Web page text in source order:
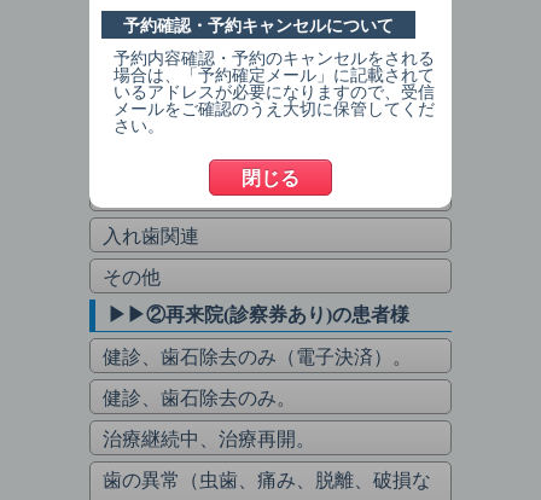
健診、歯石除去のみ（電子決済）
健診、歯石除去のみ
歯の異常（虫歯、痛み、脱離、破損な
ど）
歯肉の異常（腫れ、出血、グラつくな
入れ歯関連
その他
▶▶②再来院(診察券あり)の患者様
健診、歯石除去のみ（電子決済）。
健診、歯石除去のみ。
治療継続中、治療再開。
歯の異常（虫歯、痛み、脱離、破損な
予約確認・予約キャンセルについて
予約内容確認・予約のキャンセルをされる
場合は、「予約確定メール」に記載されて
いるアドレスが必要になりますので、受信
メールをご確認のうえ大切に保管してくだ
さい。
閉じる